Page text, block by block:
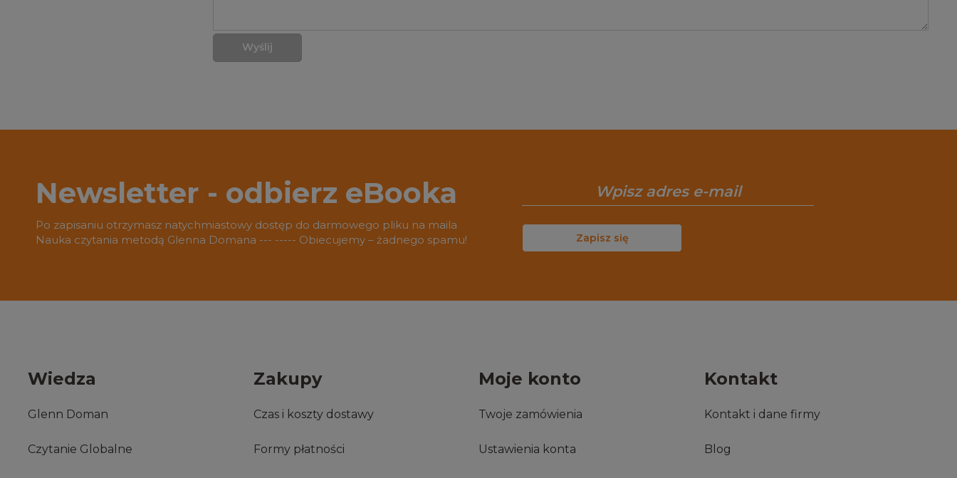
Wyślij
Newsletter - odbierz eBooka
Po zapisaniu otrzymasz natychmiastowy dostęp do darmowego pliku na maila
Nauka czytania metodą Glenna Domana --- ----- Obiecujemy – żadnego spamu!
Zapisz się
Wiedza
Glenn Doman
Czytanie Globalne
Zakupy
Czas i koszty dostawy
Formy płatności
Moje konto
Twoje zamówienia
Ustawienia konta
Kontakt
Kontakt i dane firmy
Blog